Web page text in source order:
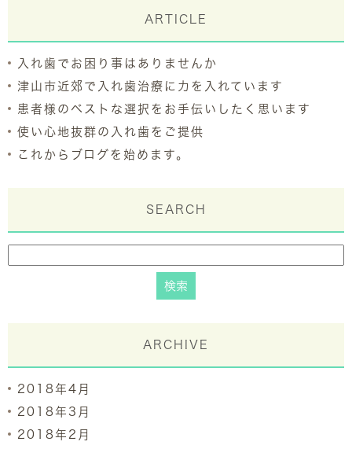
ARTICLE
入れ歯でお困り事はありませんか
津山市近郊で入れ歯治療に力を入れています
患者様のベストな選択をお手伝いしたく思います
使い心地抜群の入れ歯をご提供
これからブログを始めます。
SEARCH
ARCHIVE
2018年4月
2018年3月
2018年2月